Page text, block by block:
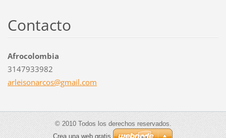
Contacto
Afrocolombia
3147933982
arleisonarcos@gmail.com
© 2010 Todos los derechos reservados.
Crea una web gratis